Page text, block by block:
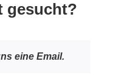
gesucht?
eine Email.